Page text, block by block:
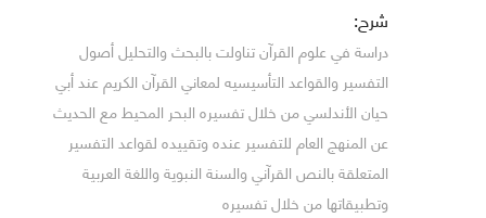
شرح:
دراسة في علوم القرآن تناولت بالبحث والتحليل أصول
التفسير والقواعد التأسيسيه لمعاني القرآن الكريم عند أبي
حيان الأندلسي من خلال تفسيره البحر المحيط مع الحديث
عن المنهج العام للتفسير عنده وتقييده لقواعد التفسير
المتعلقة بالنص القرآني والسنة النبوية واللغة العربية
وتطبيقاتها من خلال تفسيره